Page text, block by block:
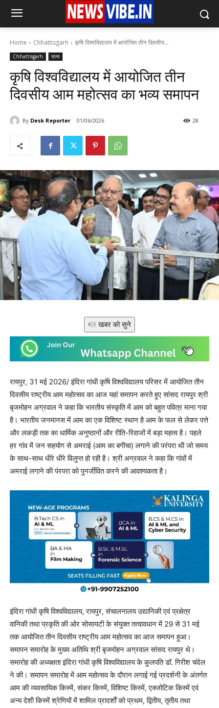
Home Chhattisgarh कृषि विश्वविद्यालय में आयोजित तीन दिवसीय...
Chhattisgarh राज्य
कृषि विश्वविद्यालय में आयोजित तीन
दिवसीय आम महोत्सव का भव्य समापन
By Desk Reporter 01/06/2026 28
खबर को सुने
रायपुर, 31 मई 2026/ इंदिरा गांधी कृषि विश्वविद्यालय परिसर में आयोजित तीन
दिवसीय राष्ट्रीय आम महोत्सव का आज यहां समापन करते हुए सांसद रायपुर श्री
बृजमोहन अग्रवाल ने कहा कि भारतीय संस्कृति में आम को बहुत पवित्र माना गया
है। भारतीय जनमानस में आम का एक विशिष्ट स्थान है आम के फल से लेकर पत्ते
और लकड़ी तक का धार्मिक अनुष्ठानों और रीति-रिवाजों में बड़ा महत्व है। पहले
हर गांव में जन सहयोग से अमराई (आम का बगीचा) लगाने की परंपरा थी जो समय
के साथ-साथ धीरे धीरे विलुप्त हो रही है। श्री अग्रवाल ने कहा कि गांवों में
अमराई लगाने की पंरपरा को पुनर्जीवित करने की आवश्यकता है।
इंदिरा गांधी कृषि विश्वविद्यालय, रायपुर, संचालनालय उद्यानिकी एवं प्रक्षेत्र
वानिकी तथा प्रकृति की ओर सोसायटी के संयुक्त तत्वावधान में 29 से 31 मई
तक आयोजित तीन दिवसीय राष्ट्रीय आम महोत्सव का आज समापन हुआ।
समापन समारोह के मुख्य अतिथि श्री बृजमोहन अग्रवाल सांसद रायपुर थे।
समारोह की अध्यक्षता इंदिरा गांधी कृषि विश्वविद्यालय के कुलपति डॉ. गिरीश चंदेल
ने की। समापन समारोह में आम महोत्सव के दौरान लगाई गई प्रदर्शनी के अंतर्गत
आम की व्यवसायिक किस्में, संकर किस्में, विशिष्ट किस्में, एक्जोटिक किस्में एवं
अन्य देशी किस्में श्रेणियों में शामिल प्रादर्शाें को प्रथम, द्वितीय, तृतीय तथा